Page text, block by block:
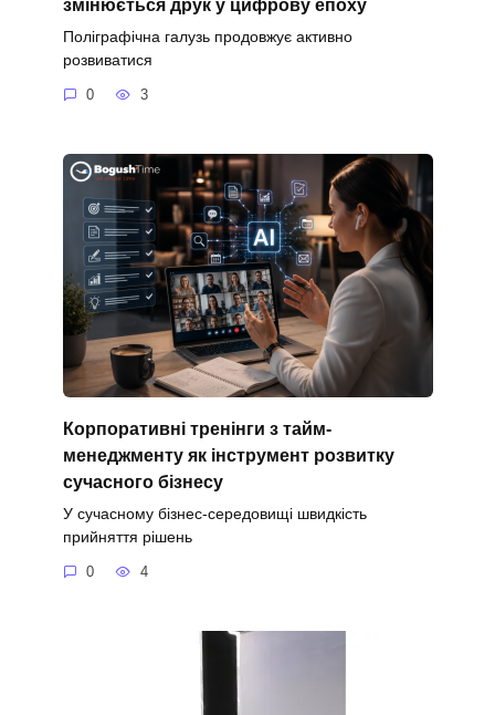
змінюється друк у цифрову епоху
Поліграфічна галузь продовжує активно
розвиватися
0 3
Корпоративні тренінги з тайм-
менеджменту як інструмент розвитку
сучасного бізнесу
У сучасному бізнес-середовищі швидкість
прийняття рішень
0 4